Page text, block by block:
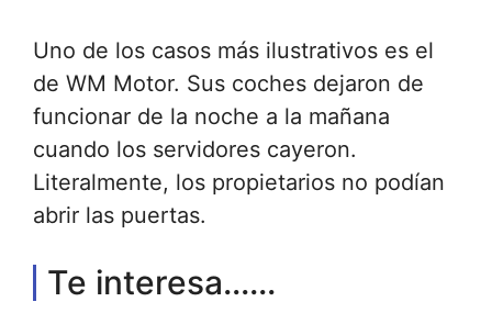
Uno de los casos más ilustrativos es el
de WM Motor. Sus coches dejaron de
funcionar de la noche a la mañana
cuando los servidores cayeron.
Literalmente, los propietarios no podían
abrir las puertas.
Te interesa......